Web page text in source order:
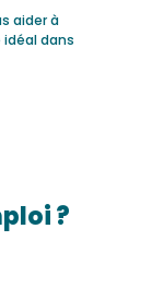
aider à
dans
?